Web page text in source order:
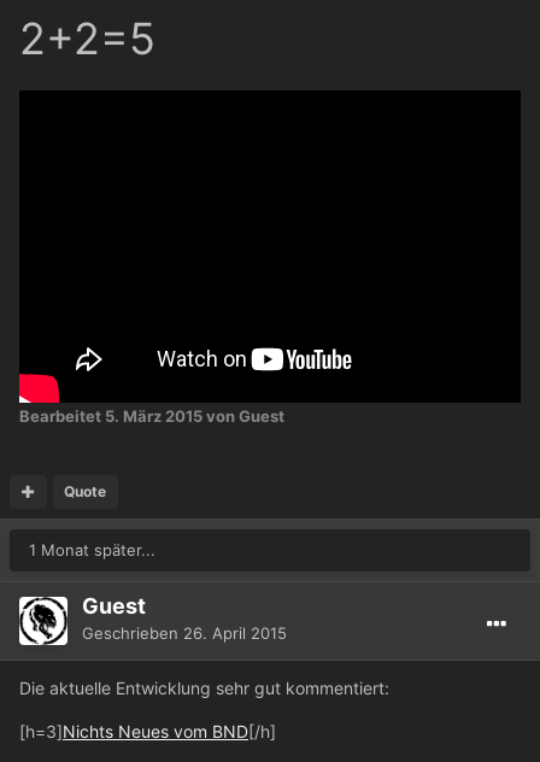
2+2=5
Bearbeitet 5. März 2015von Guest
Quote
1 Monat später...
Guest
Geschrieben 26. April 2015
Die aktuelle Entwicklung sehr gut kommentiert:
[h=3]Nichts Neues vom BND[/h]